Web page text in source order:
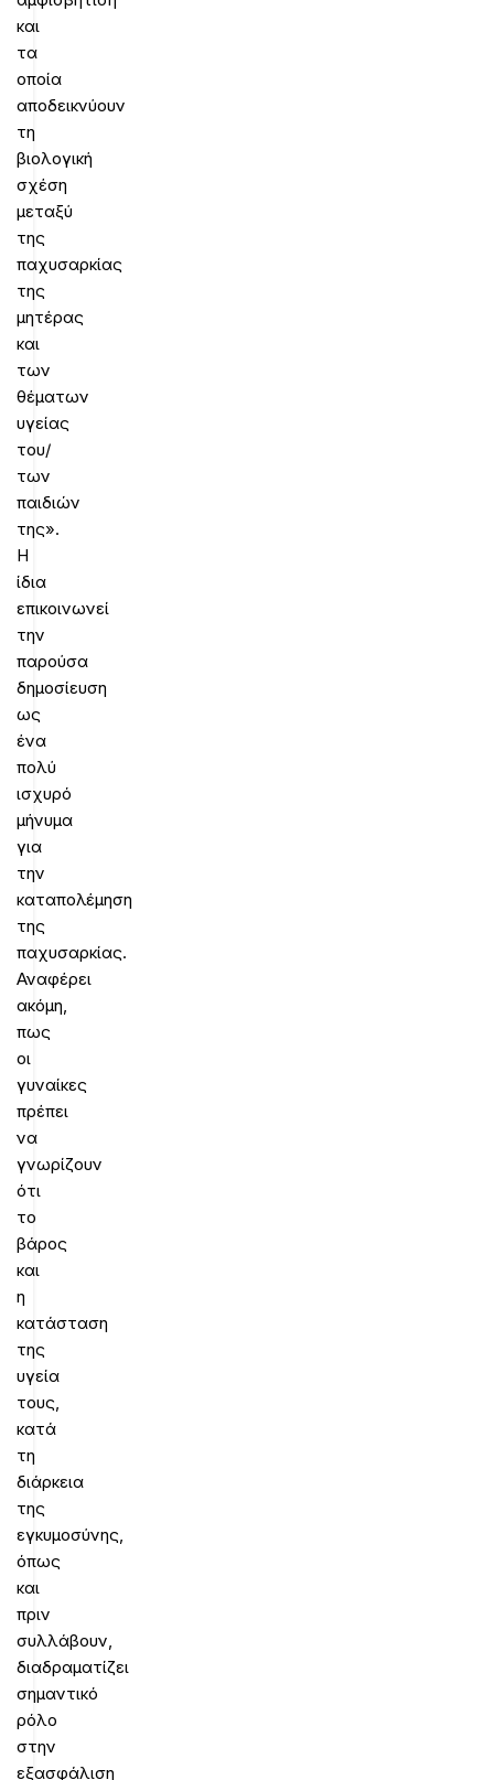
και
τα
οποία
αποδεικνύουν
τη
βιολογική
σχέση
μεταξύ
της
παχυσαρκίας
της
μητέρας
και
των
θέματων
υγείας
του/
των
παιδιών
της».
Η
ίδια
επικοινωνεί
την
παρούσα
δημοσίευση
ως
ένα
πολύ
ισχυρό
μήνυμα
για
την
καταπολέμηση
της
παχυσαρκίας.
Αναφέρει
ακόμη,
πως
οι
γυναίκες
πρέπει
να
γνωρίζουν
ότι
το
βάρος
και
η
κατάσταση
της
υγεία
τους,
κατά
τη
διάρκεια
της
εγκυμοσύνης,
όπως
και
πριν
συλλάβουν,
διαδραματίζει
σημαντικό
ρόλο
στην
εξασφάλιση